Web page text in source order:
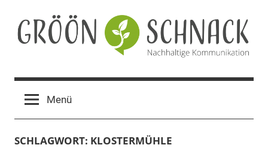
Inhalt
springen
Gröön
Schnack
Menü
SCHLAGWORT: KLOSTERMÜHLE